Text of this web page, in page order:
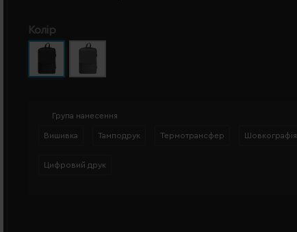
Колір
Група нанесення
Вишивка Тамподрук Термотрансфер Шовкографія
Цифровий друк